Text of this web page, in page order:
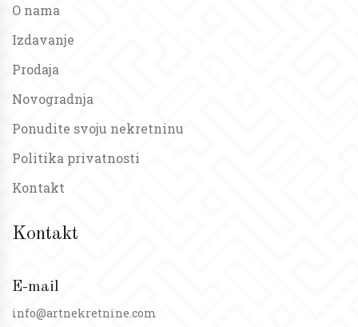
O nama
Izdavanje
Prodaja
Novogradnja
Ponudite svoju nekretninu
Politika privatnosti
Kontakt
Kontakt
E-mail
info@artnekretnine.com